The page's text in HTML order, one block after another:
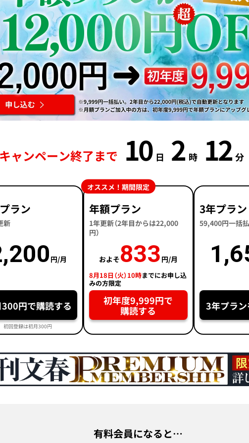
キャンペーン終了まで 10 日 2 時 12 分
ラン
新
円/月
円で購読する
初回登録は初月300円
年額プラン
1年更新（2年目からは22,000
円）
およそ833 円/月
8月18日（火）10時までにお申し込
みの方限定
初年度9,999円で
購読する
オススメ！期間限定
3年プラン
59,400円一括
3年プラ
有料会員になると…